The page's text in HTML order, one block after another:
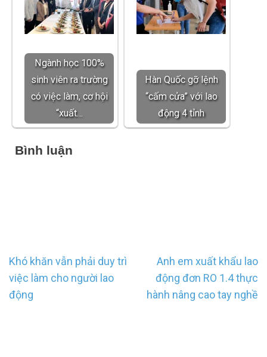
Ngành học 100%
sinh viên ra trường
có việc làm, cơ hội
“xuất…
Hàn Quốc gỡ lệnh
“cấm cửa” với lao
động 4 tỉnh
Bình luận
Điều
hướng
bài
Khó khăn vẫn phải duy trì
việc làm cho người lao
động
Anh em xuất khẩu lao
động đơn RO 1.4 thực
hành nâng cao tay nghề